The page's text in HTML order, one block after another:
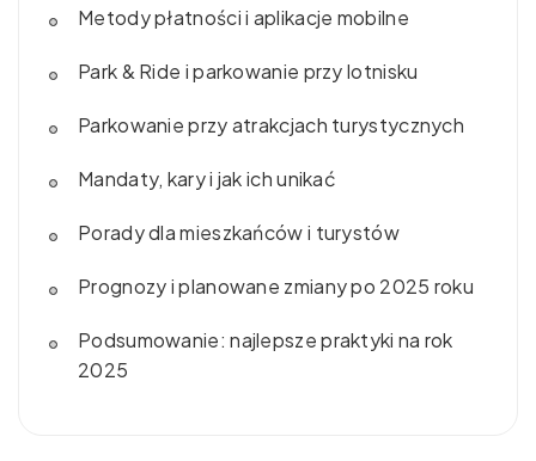
Metody płatności i aplikacje mobilne
Park & Ride i parkowanie przy lotnisku
Parkowanie przy atrakcjach turystycznych
Mandaty, kary i jak ich unikać
Porady dla mieszkańców i turystów
Prognozy i planowane zmiany po 2025 roku
Podsumowanie: najlepsze praktyki na rok
2025